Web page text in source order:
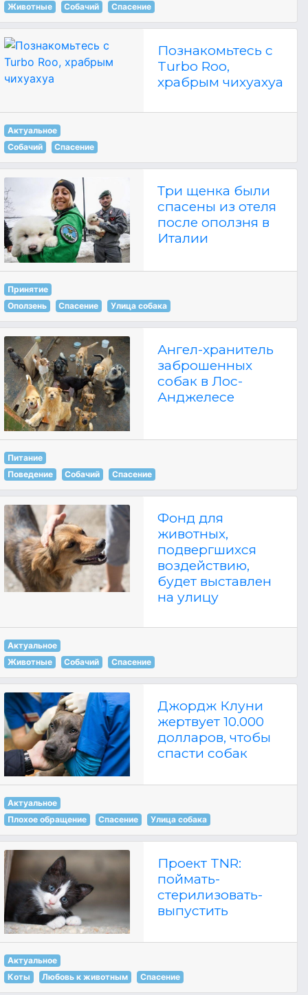
Животные
Собачий Спасение
Познакомьтесь с
Turbo Roo,
храбрым чихуахуа
Актуальное
Собачий
Спасение
Три щенка были
спасены из отеля
после оползня в
Италии
Принятие
Оползень
Спасение Улица собака
Ангел-хранитель
заброшенных
собак в Лос-
Анджелесе
Питание
Поведение
Собачий Спасение
Фонд для
животных,
подвергшихся
воздействию,
будет выставлен
на улицу
Актуальное
Животные
Собачий Спасение
Джордж Клуни
жертвует 10.000
долларов, чтобы
спасти собак
Актуальное
Плохое обращение
Спасение Улица собака
Проект TNR:
поймать-
стерилизовать-
выпустить
Актуальное
Коты
Любовь к животным Спасение